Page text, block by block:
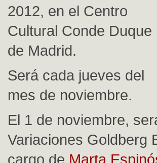
2012, en el Centro
Cultural Conde Duque
de Madrid.
Será cada jueves del
mes de noviembre.
El 1 de noviembre,
Variaciones Goldberg
cargo de Marta